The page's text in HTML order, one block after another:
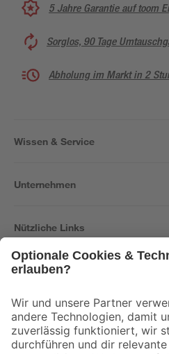
5 Jahre Garantie auf toom
Sorglos, 90 Tage
Abholung im Markt in 2
Wissen & Service
Unternehmen
Nützliche Links
Der toom Newsletter: Keine Angebote
Zur Newsletter Anmeldung